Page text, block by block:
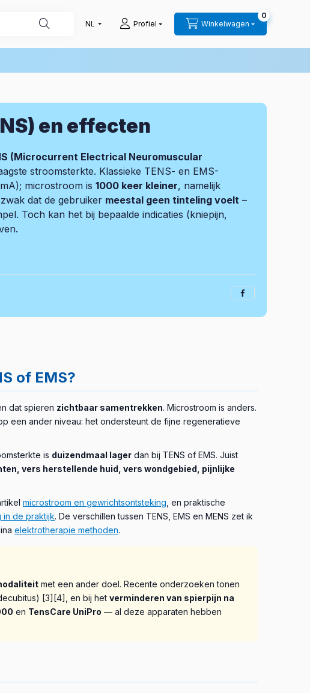
Profiel Winkelwagen
0
en effecten
(Microcurrent Electrical Neuromuscular
stroomsterkte. Klassieke TENS- en EMS-
microstroom is 1000 keer kleiner, namelijk
dat de gebruiker meestal geen tinteling voelt –
Toch kan het bij bepaalde indicaties (kniepijn,
of EMS?
dat spieren zichtbaar samentrekken. Microstroom is anders.
een ander niveau: het ondersteunt de fijne regeneratieve
is duizendmaal lager dan bij TENS of EMS. Juist
vers herstellende huid, vers wondgebied, pijnlijke
microstroom en gewrichtsontsteking , en praktische
in de praktijk. De verschillen tussen TENS, EMS en MENS zet ik
elektrotherapie methoden.
met een ander doel. Recente onderzoeken tonen
[3][4], en bij het verminderen van spierpijn na
en TensCare UniPro — al deze apparaten hebben